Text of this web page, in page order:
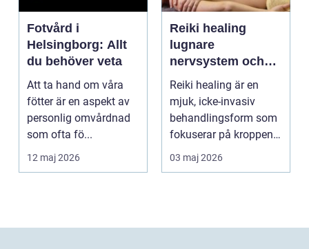
Fotvård i
Helsingborg: Allt
du behöver veta
Att ta hand om våra
fötter är en aspekt av
personlig omvårdnad
som ofta fö...
12 maj 2026
Reiki healing
lugnare
nervsystem och
djupare
återhämtning
Reiki healing är en
mjuk, icke-invasiv
behandlingsform som
fokuserar på kroppens
egen förmåga att lä...
03 maj 2026